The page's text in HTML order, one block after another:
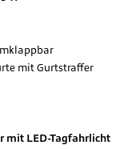
mit Gurtstraffer
mit LED-Tagfahrlicht